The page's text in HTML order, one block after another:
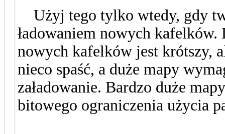
Użyj tego tylko wtedy, gdy
ładowaniem nowych
nowych kafelków jest krótszy,
nieco spaść, a duże mapy
załadowanie. Bardzo duże
bitowego ograniczenia użycia